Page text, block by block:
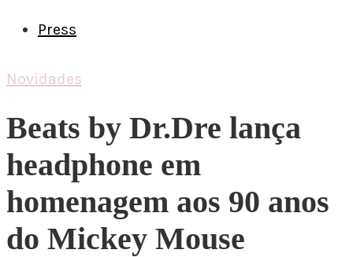
Press
Novidades
Beats by Dr.Dre lança
headphone em
homenagem aos 90 anos
do Mickey Mouse